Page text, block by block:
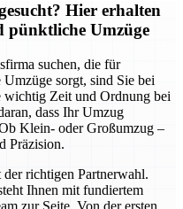
Hier erhalten
pünktliche Umzüge
suchen, die für
sorgt, sind Sie bei
wichtig Zeit und Ordnung bei
dass Ihr Umzug
Klein- oder Großumzug –
Präzision.
richtigen Partnerwahl.
Ihnen mit fundiertem